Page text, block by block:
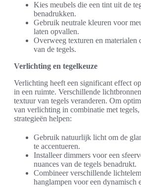
Kies meubels die een tint uit de
benadrukken.
Gebruik neutrale kleuren voor
laten opvallen.
Overweeg texturen en materialen
van de tegels.
Verlichting en tegelkeuze
Verlichting heeft een significant effect
in een ruimte. Verschillende
textuur van tegels veranderen. Om
van verlichting in combinatie met
strategieën helpen:
Gebruik natuurlijk licht om de
te accentueren.
Installeer dimmers voor een
nuances van de tegels benadrukt.
Combineer verschillende
hanglampen voor een dynamisch